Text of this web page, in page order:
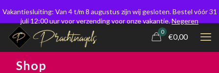
0
€0,00
Shop
Vakantiesluiting: Van 4 t/m 8 augustus zijn wij gesloten. Bestel vóór 31
juli 12:00 uur voor verzending voor onze vakantie.Negeren